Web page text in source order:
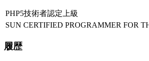
PHP5技術者認定上級
SUN CERTIFIED PROGRAMMER FOR
履歴